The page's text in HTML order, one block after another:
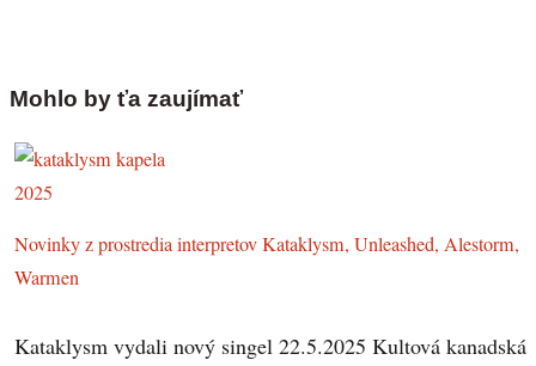
Mohlo by ťa zaujímať
Novinky z prostredia interpretov Kataklysm, Unleashed, Alestorm,
Warmen
Kataklysm vydali nový singel 22.5.2025 Kultová kanadská